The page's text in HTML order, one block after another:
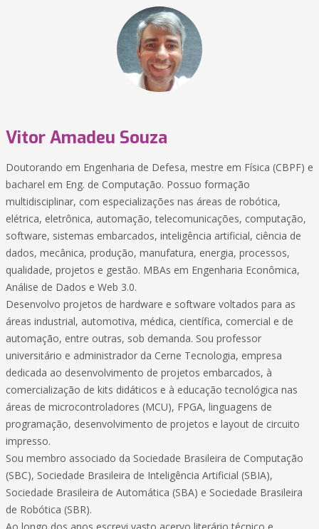
Vitor Amadeu Souza
Doutorando em Engenharia de Defesa, mestre em Física (CBPF) e
bacharel em Eng. de Computação. Possuo formação
multidisciplinar, com especializações nas áreas de robótica,
elétrica, eletrônica, automação, telecomunicações, computação,
software, sistemas embarcados, inteligência artificial, ciência de
dados, mecânica, produção, manufatura, energia, processos,
qualidade, projetos e gestão. MBAs em Engenharia Econômica,
Análise de Dados e Web 3.0.
Desenvolvo projetos de hardware e software voltados para as
áreas industrial, automotiva, médica, científica, comercial e de
automação, entre outras, sob demanda. Sou professor
universitário e administrador da Cerne Tecnologia, empresa
dedicada ao desenvolvimento de projetos embarcados, à
comercialização de kits didáticos e à educação tecnológica nas
áreas de microcontroladores (MCU), FPGA, linguagens de
programação, desenvolvimento de projetos e layout de circuito
impresso.
Sou membro associado da Sociedade Brasileira de Computação
(SBC), Sociedade Brasileira de Inteligência Artificial (SBIA),
Sociedade Brasileira de Automática (SBA) e Sociedade Brasileira
de Robótica (SBR).